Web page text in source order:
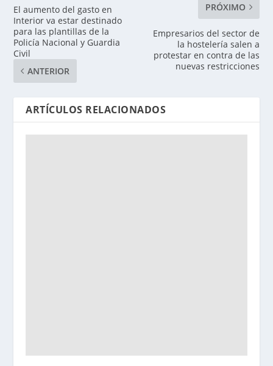
El aumento del gasto en
Interior va estar destinado
para las plantillas de la
Policía Nacional y Guardia
Civil
ANTERIOR
PRÓXIMO
Empresarios del sector de
la hostelería salen a
protestar en contra de las
nuevas restricciones
ARTÍCULOS RELACIONADOS